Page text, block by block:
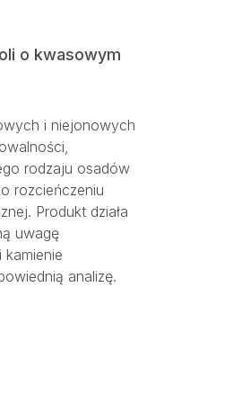
o kwasowym
i niejonowych
rodzaju osadów
rozcieńczeniu
Produkt działa
uwagę
analizę.